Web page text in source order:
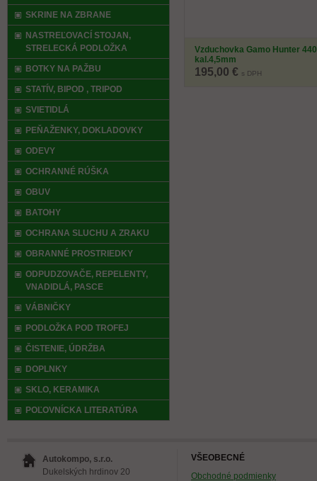
Vzduchovka Gamo Hunter 440
kal.4,5mm
195,00 € s DPH
SKRINE NA ZBRANE
NASTREĽOVACÍ STOJAN,
STRELECKÁ PODLOŽKA
BOTKY NA PAŽBU
STATÍV, BIPOD , TRIPOD
SVIETIDLÁ
PEŇAŽENKY, DOKLADOVKY
ODEVY
OCHRANNÉ RÚŠKA
OBUV
BATOHY
OCHRANA SLUCHU A ZRAKU
OBRANNÉ PROSTRIEDKY
ODPUDZOVAČE, REPELENTY,
VNADIDLÁ, PASCE
VÁBNIČKY
PODLOŽKA POD TROFEJ
ČISTENIE, ÚDRŽBA
DOPLNKY
SKLO, KERAMIKA
POĽOVNÍCKA LITERATÚRA
Autokompo, s.r.o.
Dukelských hrdinov 20
VŠEOBECNÉ
Obchodné podmienky